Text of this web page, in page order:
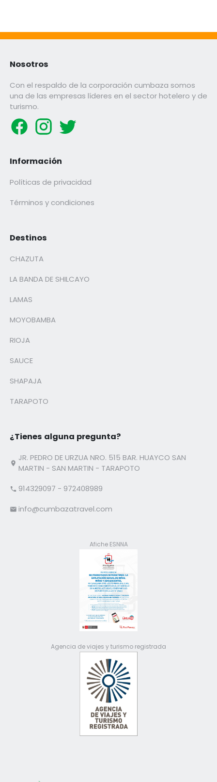
Nosotros
Con el respaldo de la corporación cumbaza somos
una de las empresas líderes en el sector hotelero y de
turismo.
Información
Políticas de privacidad
Términos y condiciones
Destinos
CHAZUTA
LA BANDA DE SHILCAYO
LAMAS
MOYOBAMBA
RIOJA
SAUCE
SHAPAJA
TARAPOTO
¿Tienes alguna pregunta?
JR. PEDRO DE URZUA NRO. 515 BAR. HUAYCO SAN
MARTIN - SAN MARTIN - TARAPOTO
914329097 - 972408989
info@cumbazatravel.com
Afiche ESNNA
Agencia de viajes y turismo registrada